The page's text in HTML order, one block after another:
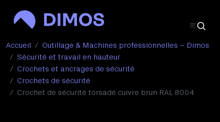
Accueil
Outillage & Machines professionnelles – Dimos
Sécurité et travail en hauteur
Crochets et ancrages de sécurité
Crochets de sécurité
Crochet de sécurité torsadé cuivre brun RAL 8004